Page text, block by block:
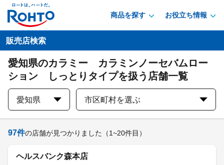
商品を探す お役立ち情報
販売店検索
愛知県のカラミー カラミンノーセバムロー
ション しっとりタイプを扱う店舗一覧
愛知県 市区町村を選ぶ
97件の店舗が見つかりました （1~20件目）
ヘルスバンク森本店